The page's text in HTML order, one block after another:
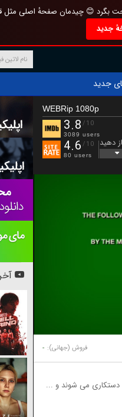
بگرد 😊 چیدمان صفحهٔ اصلی مثل
جدید
جدید
WEBRip 1080p
3.8 /10
3089 users
4.6 /10
80 users
دهید
فروش (جهانی): -
دستکاری می شوند و ...